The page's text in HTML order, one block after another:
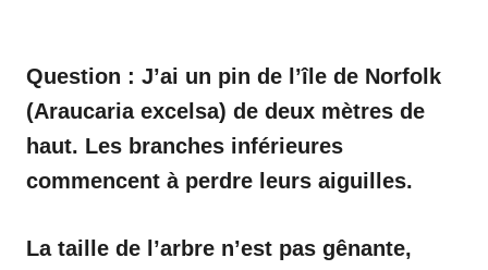
Question : J’ai un pin de l’île de Norfolk
(Araucaria excelsa) de deux mètres de
haut. Les branches inférieures
commencent à perdre leurs aiguilles.
La taille de l’arbre n’est pas gênante,